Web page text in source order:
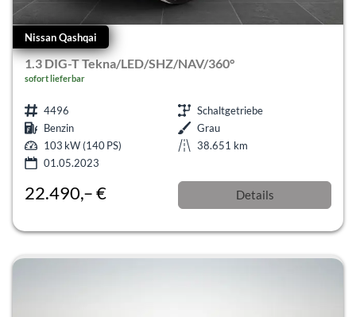
Nissan Qashqai
1.3 DIG-T Tekna/LED/SHZ/NAV/360°
sofort lieferbar
4496
Schaltgetriebe
Benzin
Grau
103 kW (140 PS)
38.651 km
01.05.2023
22.490,– € Details